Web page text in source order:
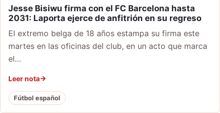
Jesse Bisiwu firma con el FC Barcelona hasta
2031: Laporta ejerce de anfitrión en su regreso
El extremo belga de 18 años estampa su firma este
martes en las oficinas del club, en un acto que marca
el…
Leer nota
Fútbol español